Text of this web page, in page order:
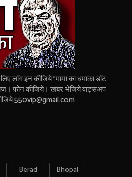
लॉग इन कीजिये "मामा का धमाका डॉट
फोन कीजिये। खबर भेजिये वाट्सअप
550vip@gmail.com
Berad
Bhopal